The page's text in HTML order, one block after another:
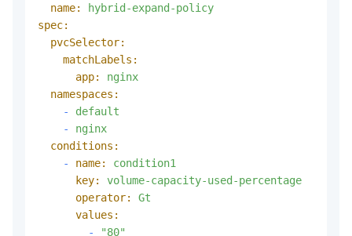
name:
hybrid-expand-policy
spec:
pvcSelector:
matchLabels:
app:
nginx
namespaces:
-
default
-
nginx
conditions:
-
name:
condition1
key:
volume-capacity-used-percentage
operator:
Gt
values:
-
"80"